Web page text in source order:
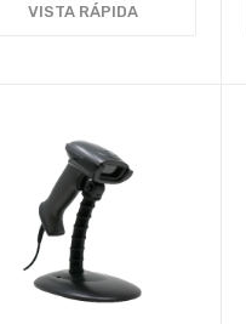
VISTA RÁPIDA